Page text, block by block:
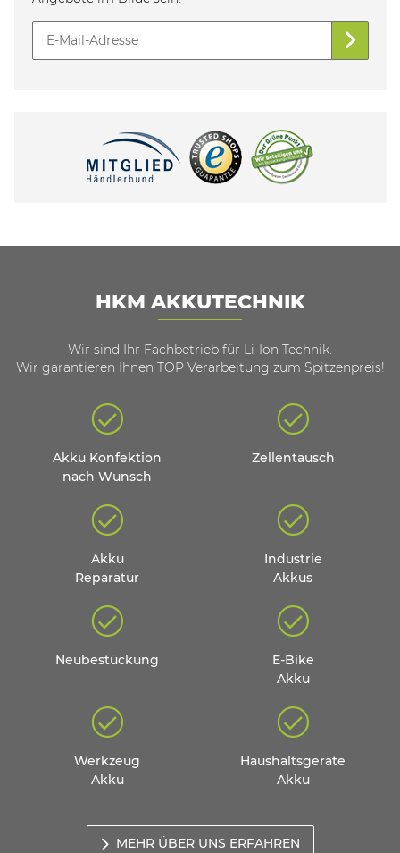
HKM AKKUTECHNIK
Wir sind Ihr Fachbetrieb für Li-Ion Technik.
Wir garantieren Ihnen TOP Verarbeitung zum Spitzenpreis!
Akku Konfektion
nach Wunsch
Zellentausch
Akku
Reparatur
Industrie
Akkus
Neubestückung
E-Bike
Akku
Werkzeug
Akku
Haushaltsgeräte
Akku
MEHR ÜBER UNS ERFAHREN